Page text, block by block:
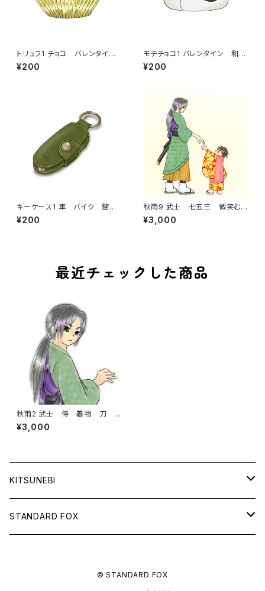
トリュフ1 チョコ バレンタイ
ン ギフト
¥200
モチチョコ1 バレンタイン 和風
スイーツ
¥200
キーケース1 車 バイク 鍵
牛革 ギフト プレゼント
¥200
秋雨9 武士 七五三 微笑む
手を繋ぐ 後ろ姿 子ども
¥3,000
最近チェックした商品
秋雨2 武士 侍 着物 刀 見
返り ビニール傘
¥3,000
KITSUNEBI
フルカ
STANDARD FOX
© STANDARD FOX